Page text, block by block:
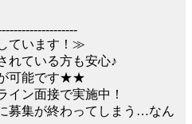
ています！≫
れている方も安心♪
可能です★★
イン面接で実施中！
募集が終わってしまう…なん